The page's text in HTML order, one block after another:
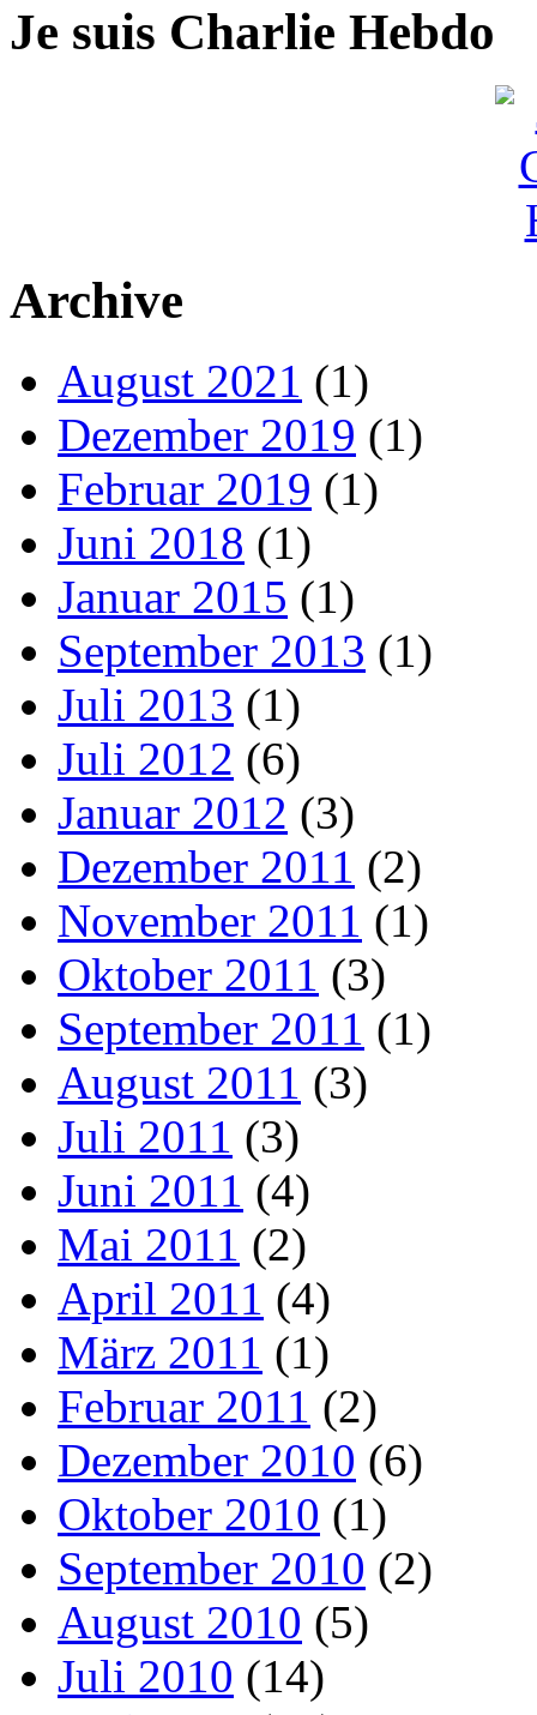
Je suis Charlie Hebdo
Archive
August 2021 (1)
Dezember 2019 (1)
Februar 2019 (1)
Juni 2018 (1)
Januar 2015 (1)
September 2013 (1)
Juli 2013 (1)
Juli 2012 (6)
Januar 2012 (3)
Dezember 2011 (2)
November 2011 (1)
Oktober 2011 (3)
September 2011 (1)
August 2011 (3)
Juli 2011 (3)
Juni 2011 (4)
Mai 2011 (2)
April 2011 (4)
März 2011 (1)
Februar 2011 (2)
Dezember 2010 (6)
Oktober 2010 (1)
September 2010 (2)
August 2010 (5)
Juli 2010 (14)